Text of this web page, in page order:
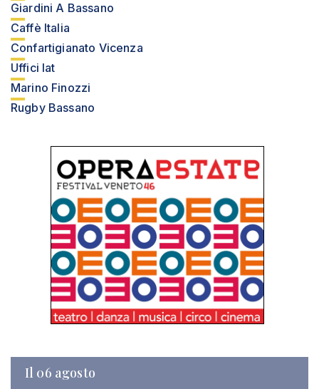
Giardini A Bassano
Caffè Italia
Confartigianato Vicenza
Uffici Iat
Marino Finozzi
Rugby Bassano
Il 06 agosto